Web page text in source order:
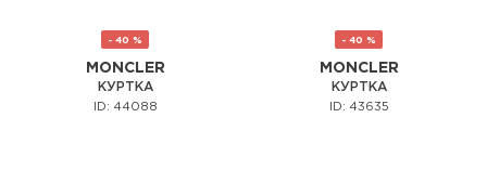
- 40 %
MONCLER
КУРТКА
ID: 44088
- 40 %
MONCLER
КУРТКА
ID: 43635